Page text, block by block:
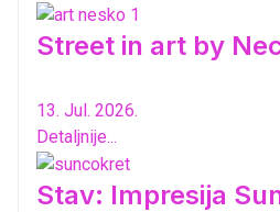
Street in art by
13. Jul. 2026.
Detaljnije...
Stav: Impresija